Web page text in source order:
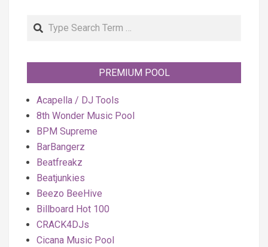
Search
PREMIUM POOL
Acapella / DJ Tools
8th Wonder Music Pool
BPM Supreme
BarBangerz
Beatfreakz
Beatjunkies
Beezo BeeHive
Billboard Hot 100
CRACK4DJs
Cicana Music Pool